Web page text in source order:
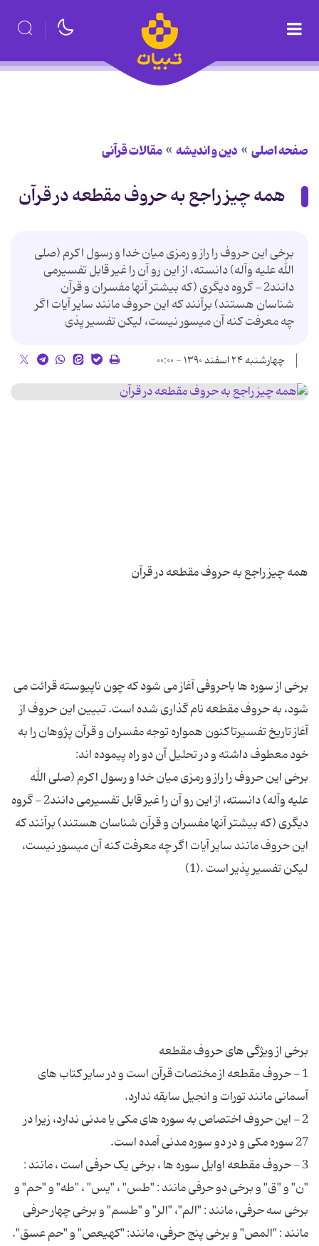
صفحه اصلی دین و اندیشه مقالات قرآنی
همه چیز راجع به حروف مقطعه در قرآن
برخی این حروف را راز و رمزی میان خدا و رسول اکرم (صلی
الله علیه وآله) دانسته، از این رو آن را غیر قابل تفسیرمی
دانند2 - گروه دیگری (که بیشتر آنها مفسران و قرآن
شناسان هستند) برآنند که این حروف مانند سایر آیات اگر
چه معرفت کنه آن میسور نیست، لیکن تفسیر پذی
چهارشنبه ۲۴ اسفند ۱۳۹۰ - ۰۰:۰۰
برخی از سوره ها باحروفی آغاز می شود که چون ناپیوسته قرائت می
شود، به حروف مقطعه نام گذاری شده است. تبیین این حروف از
آغاز تاریخ تفسیرتاکنون همواره توجه مفسران و قرآن پژوهان را به
برخی این حروف را راز و رمزی میان خدا و رسول اکرم (صلی الله
علیه وآله) دانسته، از این رو آن را غیر قابل تفسیرمی دانند2 - گروه
دیگری (که بیشتر آنها مفسران و قرآن شناسان هستند) برآنند که
این حروف مانند سایر آیات اگر چه معرفت کنه آن میسور نیست،
1 - حروف مقطعه از مختصات قرآن است و در سایر کتاب های
2 - این حروف اختصاص به سوره های مکی یا مدنی ندارد، زیرا در
3 - حروف مقطعه اوایل سوره ها ، برخی یک حرفی است ، مانند :
"ن" و "ق" و برخی دو حرفی مانند : "طس" ، "یس" ، "طه" و "حم" و
برخی سه حرفی، مانند : "الم"، "الر" و "طسم" و برخی چهار حرفی